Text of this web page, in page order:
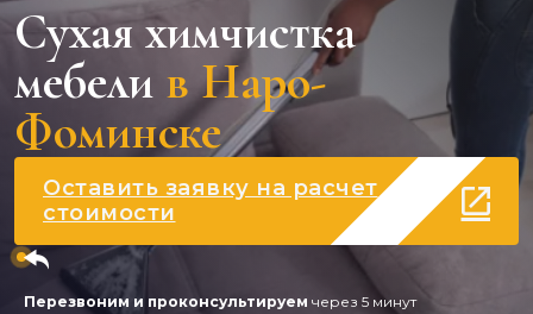
Сухая химчистка
мебели в Наро-
Фоминске
Оставить заявку на расчет
стоимости
Перезвоним и проконсультируем через 5 минут